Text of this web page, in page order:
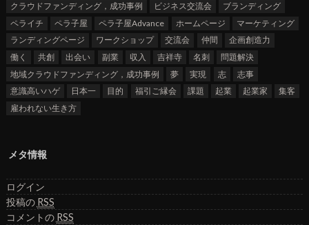
クラウドファンディング，成功事例
ビジネス交流会
ブランディング
ペライチ
ペラ子屋 ペラ子屋Advance ホームページ
マーケティング
ランディングページ
ワークショップ 交流会 仲間
企画創造力
働く
共創 出会い 副業 収入 吉祥寺 名刺
問題解決
地域クラウドファンディング，成功事例
夢 実現 志
志事
意識高いハゲ
日本一 目的 福引ご縁会 課題 起業 起業家
集客
雇われない生き方
メタ情報
ログイン
投稿の RSS
コメントの RSS